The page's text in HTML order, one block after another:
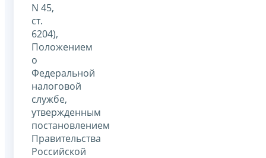
N 45,
ст.
6204),
Положением
о
Федеральной
налоговой
службе,
утвержденным
постановлением
Правительства
Российской